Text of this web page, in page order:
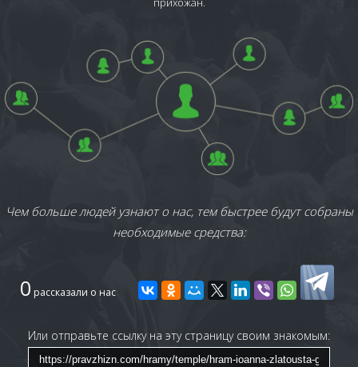
Чем больше людей узнают о нас, тем быстрее будут собраны
необходимые средства:
0 рассказали о нас
Или отправьте ссылку на эту страницу своим знакомым: